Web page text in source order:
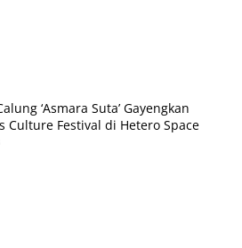
‘Asmara Suta’ Gayengkan
Culture Festival di Hetero Space